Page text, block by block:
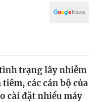
trạng lây nhiễm
các cán bộ của
cài đặt nhiều máy